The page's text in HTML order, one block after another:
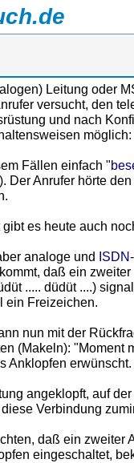
Leitung oder
versucht, den
und nach
möglich:
Fällen einfach "
Der Anrufer hörte
es heute auch
analoge und ISDN
daß ein
..... düdüt ....)
ein Freizeichen.
nun mit der
(Makeln): "Moment
Anklopfen erwünscht.
angeklopft, auf
Verbindung
daß ein zweiter
eingeschaltet,